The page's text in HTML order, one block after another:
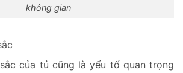
không gian
của tủ cũng là yếu tố quan trọng